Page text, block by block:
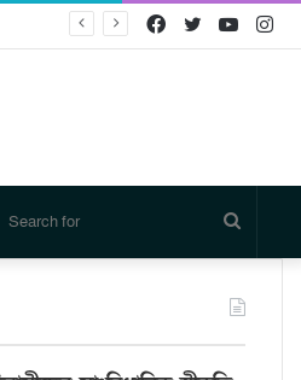
Twitter
Facebook
for